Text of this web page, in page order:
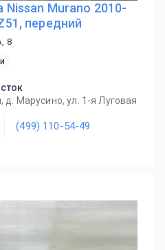
Murano 2010-
передний
8
Марусино, ул. 1-я Луговая
(499) 110-54-49